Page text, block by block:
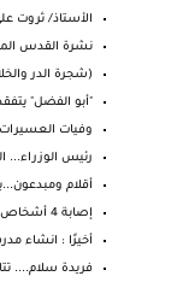
الأستاذ/ ثروت
نشرة القدس المحتلة ليوم
(شجرة الدر
"أبو الفضل"
وفيات العسيرات
رئيس الوزراء...
أقلام
إصابة 4 أشخاص في انقلاب سيارة بترعة الخضورة بالمنشاه
أخيرًا : انشاء
فريدة سلام....